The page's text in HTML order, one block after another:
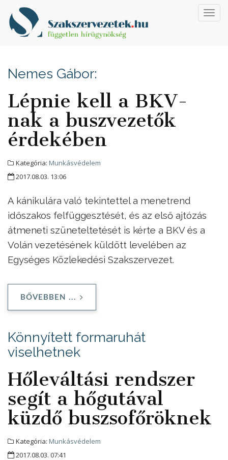
Nemes Gábor:
Lépnie kell a BKV-
nak a buszvezetők
érdekében
Kategória: Munkásvédelem
2017.08.03. 13:06
A kánikulára való tekintettel a menetrend
időszakos felfüggesztését, és az első ajtózás
átmeneti szüneteltetését is kérte a BKV és a
Volán vezetésének küldött levelében az
Egységes Közlekedési Szakszervezet.
BŐVEBBEN ...
Könnyített formaruhát
viselhetnek
Hőleváltási rendszer
segít a hőgutával
küzdő buszsofőröknek
Kategória: Munkásvédelem
2017.08.03. 07:41